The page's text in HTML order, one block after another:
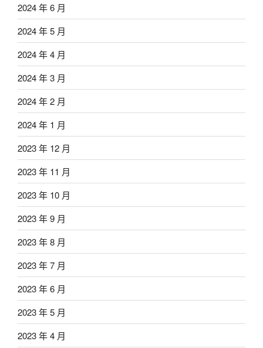
2024 年 6 月
2024 年 5 月
2024 年 4 月
2024 年 3 月
2024 年 2 月
2024 年 1 月
2023 年 12 月
2023 年 11 月
2023 年 10 月
2023 年 9 月
2023 年 8 月
2023 年 7 月
2023 年 6 月
2023 年 5 月
2023 年 4 月